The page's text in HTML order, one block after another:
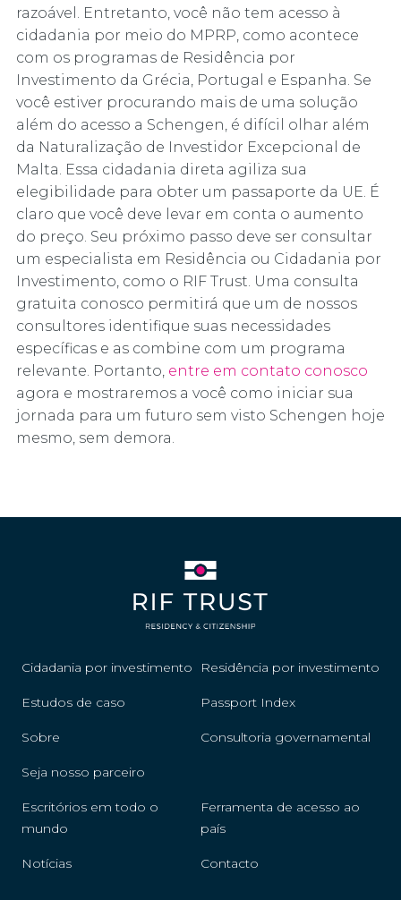
razoável. Entretanto, você não tem acesso à
cidadania por meio do MPRP, como acontece
com os programas de Residência por
Investimento da Grécia, Portugal e Espanha. Se
você estiver procurando mais de uma solução
além do acesso a Schengen, é difícil olhar além
da Naturalização de Investidor Excepcional de
Malta. Essa cidadania direta agiliza sua
elegibilidade para obter um passaporte da UE. É
claro que você deve levar em conta o aumento
do preço. Seu próximo passo deve ser consultar
um especialista em Residência ou Cidadania por
Investimento, como o RIF Trust. Uma consulta
gratuita conosco permitirá que um de nossos
consultores identifique suas necessidades
específicas e as combine com um programa
relevante. Portanto, entre em contato conosco
agora e mostraremos a você como iniciar sua
jornada para um futuro sem visto Schengen hoje
mesmo, sem demora.
Cidadania por investimento Residência por investimento
Estudos de caso Passport Index
Sobre Consultoria governamental
Seja nosso parceiro
Escritórios em todo o
mundo
Ferramenta de acesso ao
país
Notícias Contacto